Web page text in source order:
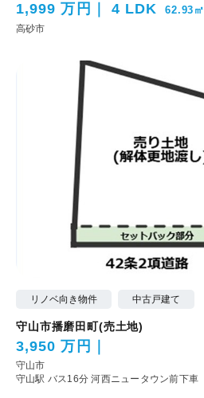
1,999 万円 4 LDK 62.93㎡
高砂市
リノベ向き物件 中古戸建て
守山市播磨田町(売土地)
3,950 万円
守山市
守山駅 バス16分 河西ニュータウン前下車